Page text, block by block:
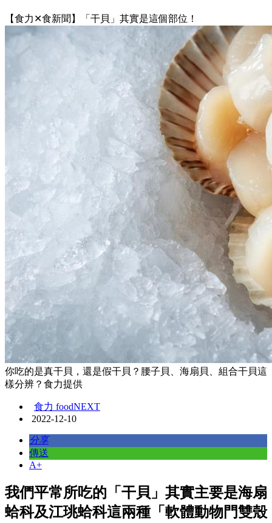
【食力✕食新聞】「干貝」其實是這個部位！
你吃的是真干貝，還是假干貝？腰子貝、海扇貝、組合干貝這
樣分辨？食力提供
食力 foodNEXT
2022-12-10
分享
傳送
A+
我們平常所吃的「干貝」其實主要是海扇
蛤科及江珧蛤科這兩種「軟體動物門雙殼